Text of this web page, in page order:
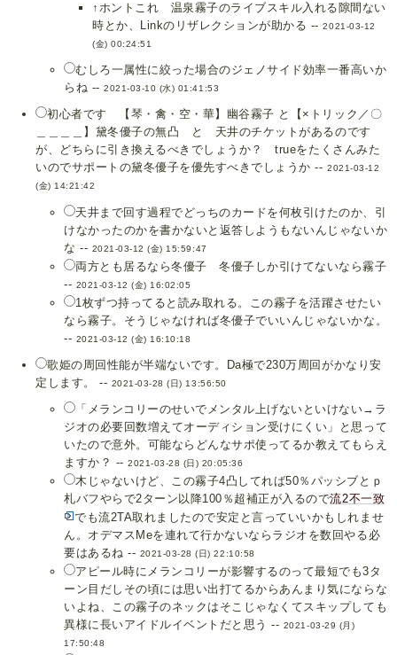
↑ホントこれ 温泉霧子のライブスキル入れる隙間ない
時とか、Linkのリザレクションが助かる --2021-03-12
(金) 00:24:51
むしろ一属性に絞った場合のジェノサイド効率一番高いか
らね --2021-03-10 (水) 01:41:53
初心者です 【琴・禽・空・華】幽谷霧子 と【×トリック／〇
＿＿＿＿】黛冬優子の無凸 と 天井のチケットがあるのです
が、どちらに引き換えるべきでしょうか？ trueをたくさんみた
いのでサポートの黛冬優子を優先すべきでしょうか --2021-03-12
(金) 14:21:42
天井まで回す過程でどっちのカードを何枚引けたのか、引
けなかったのかを書かないと返答しようもないんじゃないか
な -- 2021-03-12 (金) 15:59:47
両方とも居るなら冬優子 冬優子しか引けてないなら霧子
-- 2021-03-12 (金) 16:02:05
1枚ずつ持ってると読み取れる。この霧子を活躍させたい
なら霧子。そうじゃなければ冬優子でいいんじゃないかな。
-- 2021-03-12 (金) 16:10:18
歌姫の周回性能が半端ないです。Da極で230万周回がかなり安
定します。 -- 2021-03-28 (日) 13:56:50
「メランコリーのせいでメンタル上げないといけない→ラ
ジオの必要回数増えてオーディション受けにくい」と思って
いたので意外。可能ならどんなサポ使ってるか教えてもらえ
ますか？ --2021-03-28 (日) 20:05:36
木じゃないけど、この霧子4凸してれば50％パッシブとｐ
札バフやらで2ターン以降100％超補正が入るので流2不一致
でも流2TA取れましたので安定と言っていいかもしれませ
ん。オデマスMeを連れて行かないならラジオを数回やる必
要はあるね -- 2021-03-28 (日) 22:10:58
アピール時にメランコリーが影響するのって最短でも3タ
ーン目だしその頃には思い出打てるからあんまり気にならな
いよね、この霧子のネックはそこじゃなくてスキップしても
異様に長いアイドルイベントだと思う -- 2021-03-29 (月)
17:50:48